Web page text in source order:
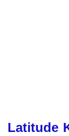
Latitude